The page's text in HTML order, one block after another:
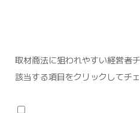
取材商法に狙われやすい経営者
該当する項目をクリックしてチ